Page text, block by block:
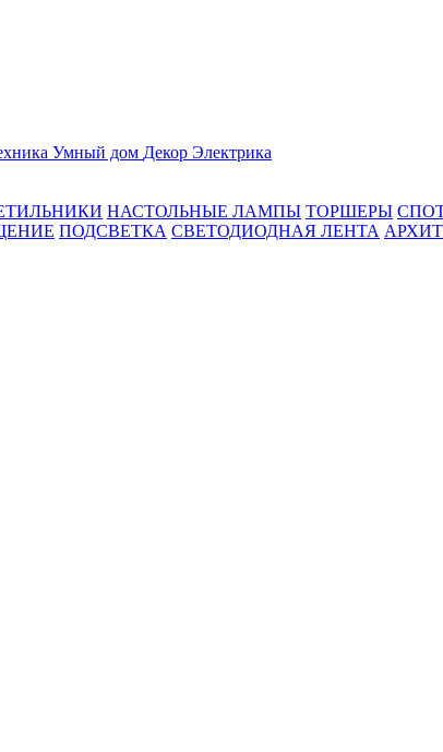
Умный дом Декор Электрика
НАСТОЛЬНЫЕ ЛАМПЫ ТОРШЕРЫ
ПОДСВЕТКА СВЕТОДИОДНАЯ ЛЕНТА